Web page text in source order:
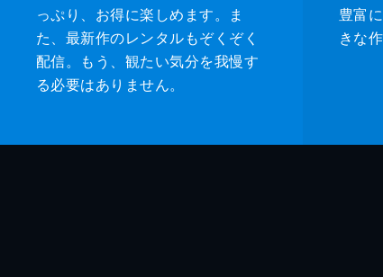
っぷり、お得に楽しめます。ま
た、最新作のレンタルもぞくぞく
配信。もう、観たい気分を我慢す
る必要はありません。
豊富
きな